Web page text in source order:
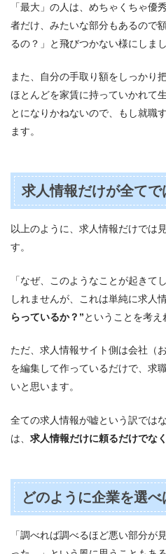
「最大」の人は、めちゃくちゃ優
者だけ、みたいな部分もあるので
るの？」と飛びつかない様にしまし
また、自分の手取り額をしっかり
ほとんどを家賃に持っていかれて
とになりかねないので、もし就職
ます。
求人情報だけが全てで
以上のように、求人情報だけでは
す。
「なぜ、このようなことが起きて
しれませんが、これは単純に求人
らっているか？”ということを考え
ただ、求人情報サイト側は会社（
を編集して作っているだけで、求
いと思います。
全ての求人情報が嘘という訳では
は、 求人情報だけに頼るだけでな
どのように企業を選べ
「調べれば調べるほど悪い部分が